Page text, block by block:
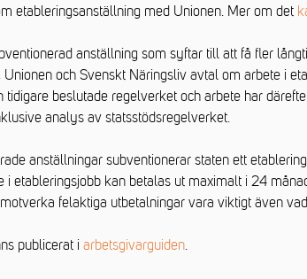
etableringsanställning med Unionen. Mer om det
anställning som syftar till att få fler
och Svenskt Näringsliv avtal om arbete i
beslutade regelverket och arbete har
analys av statsstödsregelverket.
anställningar subventionerar staten ett
i etableringsjobb kan betalas ut maximalt i 24
felaktiga utbetalningar vara viktigt även
publicerat i arbetsgivarguiden.